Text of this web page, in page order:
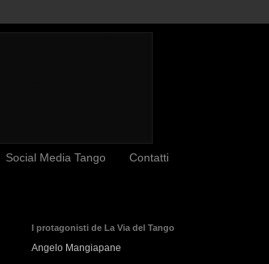
Social Media Tango Contatti
I protagonisti de La Via del Tango
Angelo Mangiapane